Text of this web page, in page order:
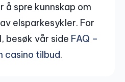
å spre kunnskap om
elsparkesykler. For
besøk vår side FAQ –
casino tilbud.